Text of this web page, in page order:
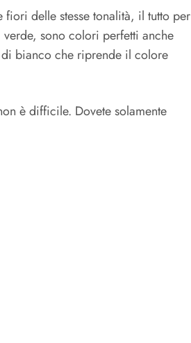
delle stesse tonalità, il tutto per
sono colori perfetti anche
bianco che riprende il colore
è difficile. Dovete solamente